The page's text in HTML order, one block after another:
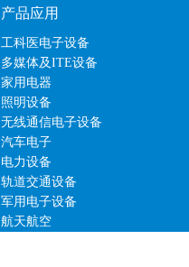
产品应用
工科医电子设备
多媒体及ITE设备
家用电器
照明设备
无线通信电子设备
汽车电子
电力设备
轨道交通设备
军用电子设备
航天航空